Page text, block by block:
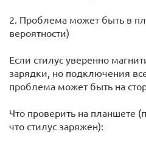
2. Проблема может быть в
вероятности)
Если стилус уверенно
зарядки, но подключения
проблема может быть на
Что проверить на планшете
что стилус заряжен):